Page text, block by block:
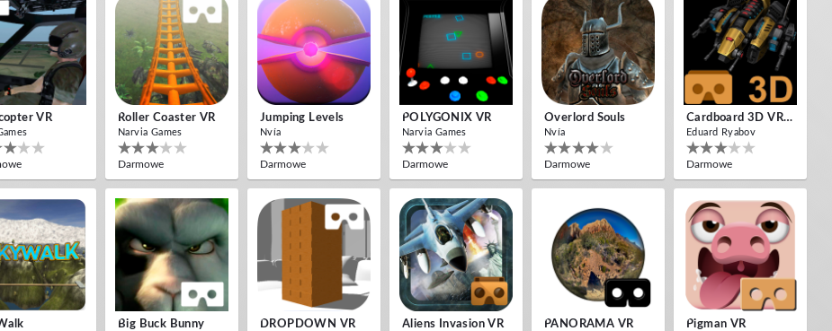
VR Roller Coaster VR
Narvia Games
Darmowe
Jumping Levels
Nvía
Darmowe
POLYGONIX VR
Narvia Games
Darmowe
Overlord Souls
Nvía
Darmowe
Cardboard 3D VR Space FPS Game
Eduard Ryabov
Darmowe
Big Buck Bunny DROPDOWN VR Aliens Invasion VR PANORAMA VR Pigman VR